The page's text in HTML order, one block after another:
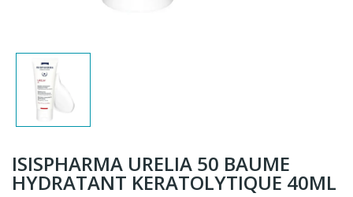
ISISPHARMA URELIA 50 BAUME
HYDRATANT KERATOLYTIQUE 40ML